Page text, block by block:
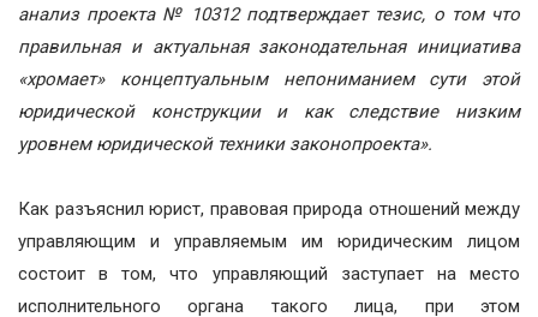
анализ проекта № 10312 подтверждает тезис, о том что
правильная и актуальная законодательная инициатива
«хромает» концептуальным непониманием сути этой
юридической конструкции и как следствие низким
уровнем юридической техники законопроекта».
Как разъяснил юрист, правовая природа отношений между
управляющим и управляемым им юридическим лицом
состоит в том, что управляющий заступает на место
исполнительного органа такого лица, при этом